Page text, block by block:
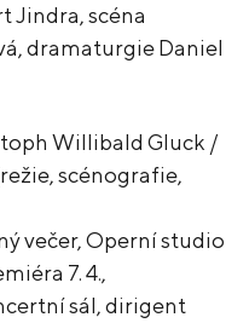
Jindra, scéna
dramaturgie Daniel
Willibald Gluck /
scénografie,
večer, Operní studio
7. 4.,
sál, dirigent